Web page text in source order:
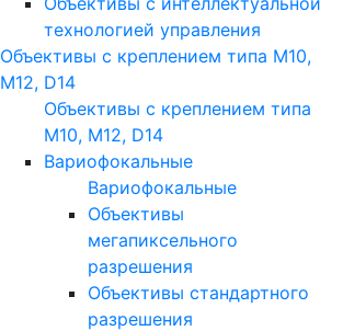
технологией управления
Объективы с креплением типа M10,
M12, D14
Объективы с креплением типа
M10, M12, D14
Вариофокальные
Вариофокальные
Объективы
мегапиксельного
разрешения
Объективы стандартного
разрешения